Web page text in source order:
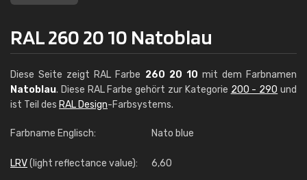
RAL 260 20 10 Natoblau
Diese Seite zeigt RAL Farbe 260 20 10 mit dem Farbnamen
Natoblau. Diese RAL Farbe gehört zur Kategorie 200 - 290 und
ist Teil des RAL Design-Farbsystems.
Farbname Englisch: Nato blue
LRV(light reflectance value): 6,60